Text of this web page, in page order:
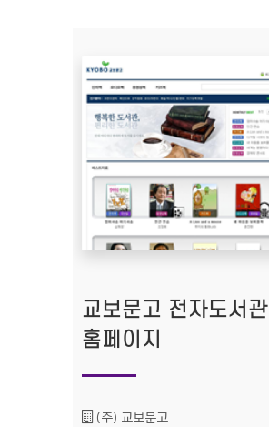
교보문고 전자도서관
홈페이지
기관명 :
(주) 교보문고